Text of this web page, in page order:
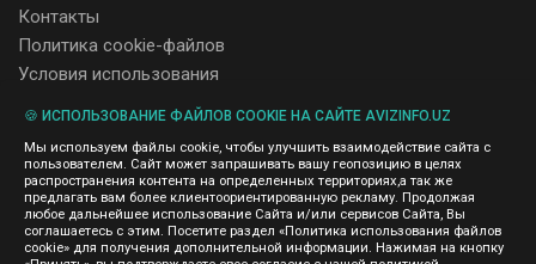
Контакты
Политика cookie-файлов
Условия использования
содержание размещенных объявлений.
Мы ценим конфиденциальность наших пользователей. Мы не
передаем и не продаем личную информацию зарегистрированных
пользователей AvizInfo.uz третьим лицам. Мы не отвечаем за
правила конфиденциальности сайтов на которые ссылается
AvizInfo.uz. На некоторых страницах нашего сайта представлена
🍪 ИСПОЛЬЗОВАНИЕ ФАЙЛОВ COOKIE НА САЙТЕ AVIZINFO.UZ
Мы используем файлы cookie, чтобы улучшить взаимодействие сайта с
пользователем. Сайт может запрашивать вашу геопозицию в целях
распространения контента на определенных территориях,а так же
предлагать вам более клиентоориентированную рекламу. Продолжая
любое дальнейшее использование Сайта и/или сервисов Сайта, Вы
соглашаетесь с этим. Посетите раздел «Политика использования файлов
cookie» для получения дополнительной информации. Нажимая на кнопку